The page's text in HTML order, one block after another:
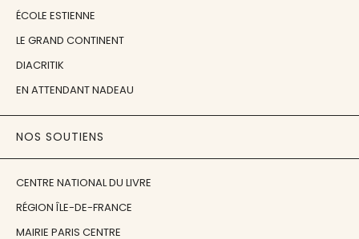
ÉCOLE ESTIENNE
LE GRAND CONTINENT
DIACRITIK
EN ATTENDANT NADEAU
NOS SOUTIENS
CENTRE NATIONAL DU LIVRE
RÉGION ÎLE-DE-FRANCE
MAIRIE PARIS CENTRE